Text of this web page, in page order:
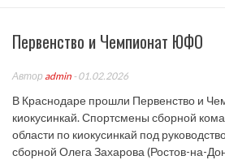
Первенство и Чемпионат ЮФО
Автор admin - 01.02.2026
В Краснодаре прошли Первенство и
киокусинкай. Спортсмены сборной
области по киокусинкай под
сборной Олега Захарова (Ростов-на-